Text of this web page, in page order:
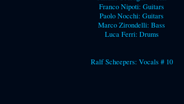
Franco Nipoti: Guitars
Paolo Nocchi: Guitars
Marco Zirondelli: Bass
Luca Ferri: Drums
Ralf Scheepers: Vocals # 10